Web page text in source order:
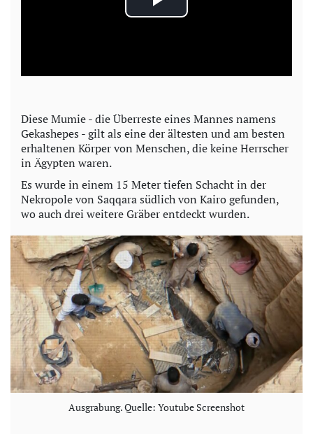
P
a
V
d
e
o
Diese Mumie - die Überreste eines Mannes namens
Gekashepes - gilt als eine der ältesten und am besten
erhaltenen Körper von Menschen, die keine Herrscher
in Ägypten waren.
Es wurde in einem 15 Meter tiefen Schacht in der
Nekropole von Saqqara südlich von Kairo gefunden,
wo auch drei weitere Gräber entdeckt wurden.
Ausgrabung. Quelle: Youtube Screenshot